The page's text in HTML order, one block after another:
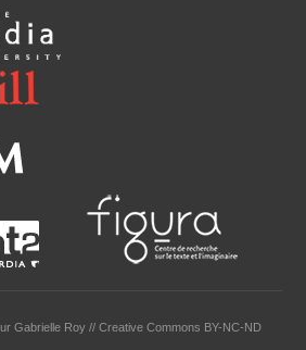
Gabrielle Roy // Creative Commons BY-NC-ND